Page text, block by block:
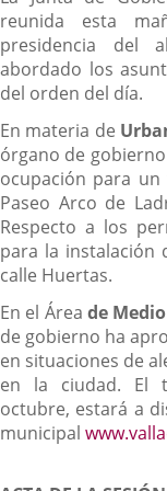
reunida esta
presidencia del
abordado los
del orden del día.
En materia de
órgano de
ocupación para
Paseo Arco de
Respecto a los
para la instalación
calle Huertas.
En el Área de
de gobierno ha
en situaciones de
en la ciudad. El
octubre, estará a
municipal